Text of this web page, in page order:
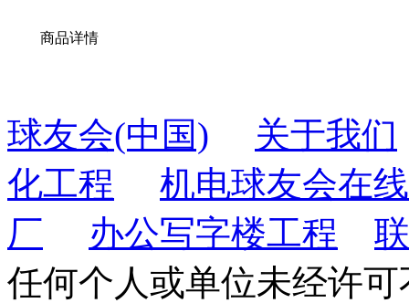
商品详情
球友会(中国)
关于我们
化工程
机电球友会在
厂
办公写字楼工程
任何个人或单位未经许